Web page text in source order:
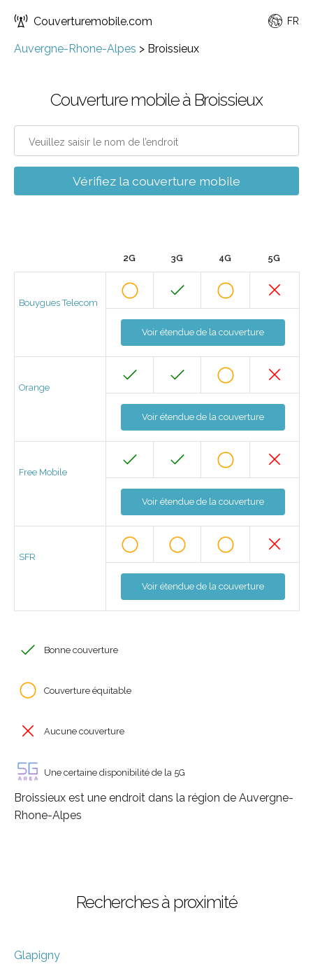
Couverturemobile.com FR
Auvergne-Rhone-Alpes > Broissieux
Couverture mobile à Broissieux
Vérifiez la couverture mobile
2G 3G 4G 5G
Bouygues Telecom
Voir étendue de la couverture
Orange
Voir étendue de la couverture
Free Mobile
Voir étendue de la couverture
SFR
Voir étendue de la couverture
Bonne couverture
Couverture équitable
Aucune couverture
Une certaine disponibilité de la 5G
Broissieux est une endroit dans la région de Auvergne-
Rhone-Alpes
Recherches à proximité
Glapigny